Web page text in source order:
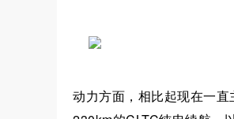
动力方面，相比起现在一